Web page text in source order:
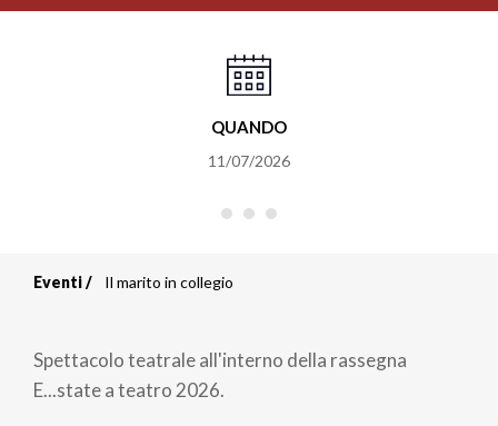
QUANDO
11/07/2026
di
pane
Eventi Il marito in collegio
Spettacolo teatrale all'interno della rassegna
E...state a teatro 2026.